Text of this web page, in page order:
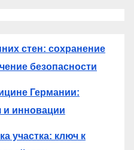
стен: сохранение
безопасности
Германии:
и инновации
участка: ключ к